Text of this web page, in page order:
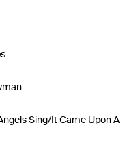
Sing/It Came Upon A